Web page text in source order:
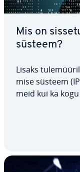
Mis on
süsteem?
Lisaks
mise süsteem
meid kui ka